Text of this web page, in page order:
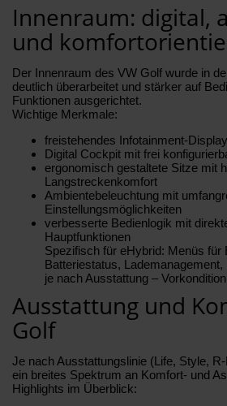
Innenraum: digital,
und
Der Innenraum des VW Golf wurde in
deutlich überarbeitet und stärker auf
Funktionen ausgerichtet.
Wichtige Merkmale:
freistehendes Infotainment-
Digital Cockpit mit frei
ergonomisch gestaltete Sitze mit
Langstreckenkomfort
Ambientebeleuchtung mit
Einstellungsmöglichkeiten
verbesserte Bedienlogik mit
Hauptfunktionen
Spezifisch für eHybrid: Menüs für
Batteriestatus,
je nach Ausstattung –
Ausstattung und
Golf
Je nach Ausstattungslinie (Life, Style,
ein breites Spektrum an Komfort- und
Highlights im Überblick: